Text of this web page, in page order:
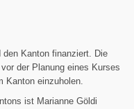
Kanton finanziert. Die
der Planung eines Kurses
Kanton einzuholen.
ist Marianne Göldi